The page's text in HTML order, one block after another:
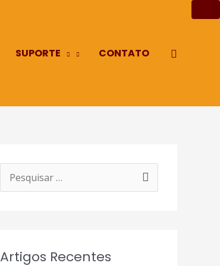
SUPORTE CONTATO
u
Artigos Recentes